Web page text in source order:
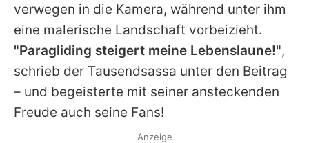
verwegen in die Kamera, während unter ihm
eine malerische Landschaft vorbeizieht.
"Paragliding steigert meine Lebenslaune!",
schrieb der Tausendsassa unter den Beitrag
– und begeisterte mit seiner ansteckenden
Freude auch seine Fans!
Anzeige